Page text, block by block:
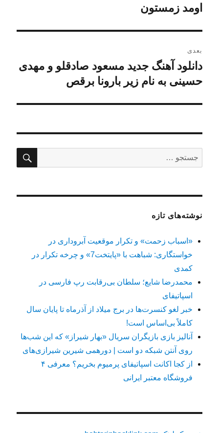
قبلی:
اومد زمستون
بعدی
نوشته
بعدی:
دانلود آهنگ جدید مسعود صادقلو و مهدی
حسینی به نام زیر بارونا برقص
برای:
نوشته‌های تازه
«اسباب زحمت» و تکرار موقعیت آبروداری در
خواستگاری: شباهت با «پایتخت7» و چرخه تکرار در
کمدی
محمدرضا شایع؛ سلطان بی‌رقابت رپ فارسی در
اسپاتیفای
خبر لغو کنسرت‌ها در برج میلاد از آذرماه تا پایان سال
کاملاً بی‌اساس است!
آنالیز بازی بازیگران سریال «بهار شیراز» که این شب‌ها
روی آنتن شبکه دو است | دورهمی شیرین شیرازی‌های
از کجا اکانت اسپاتیفای پرمیوم بخریم؟ معرفی ۴
فروشگاه معتبر ایرانی